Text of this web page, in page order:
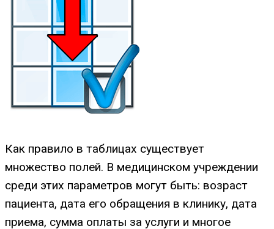
Как правило в таблицах существует
множество полей. В медицинском учреждении
среди этих параметров могут быть: возраст
пациента, дата его обращения в клинику, дата
приема, сумма оплаты за услуги и многое